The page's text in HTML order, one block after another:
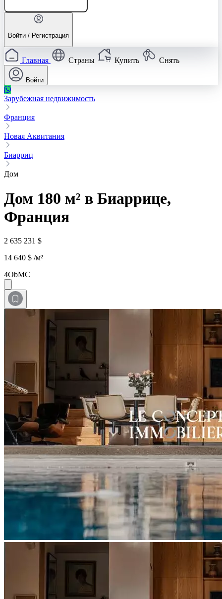
Войти / Регистрация
Главная Страны Купить Снять
Войти
Зарубежная недвижимость
Франция
Новая Аквитания
Биарриц
Дом
Дом 180 м² в Биаррице,
Франция
2 635 231 $
14 640 $ /м²
4ObMC